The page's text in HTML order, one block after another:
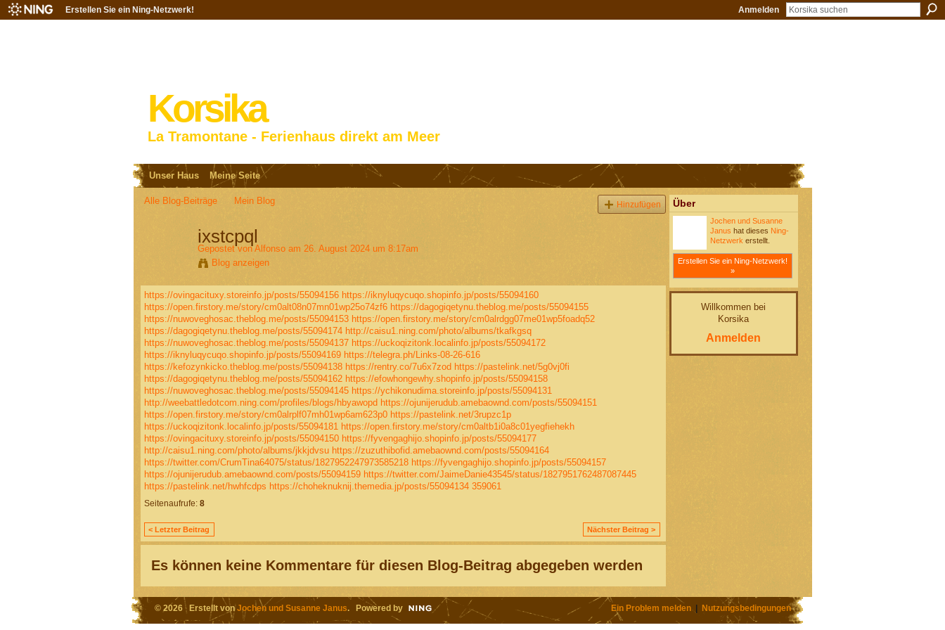
Erstellen Sie ein Ning-Netzwerk! Anmelden
Korsika
La Tramontane - Ferienhaus direkt am Meer
Unser Haus Meine Seite
Alle Blog-Beiträge Mein Blog Hinzufügen
ixstcpql
Gepostet vonAlfonsoam 26. August 2024 um 8:17am
Blog anzeigen
https://ovingacituxy.storeinfo.jp/posts/55094156 https://iknyluqycuqo.shopinfo.jp/posts/55094160
https://open.firstory.me/story/cm0alt08n07mn01wp25o74zf6 https://dagogiqetynu.theblog.me/posts/55094155
https://nuwoveghosac.theblog.me/posts/55094153 https://open.firstory.me/story/cm0alrdgg07me01wp5foadq52
https://dagogiqetynu.theblog.me/posts/55094174 http://caisu1.ning.com/photo/albums/tkafkgsq
https://nuwoveghosac.theblog.me/posts/55094137 https://uckoqizitonk.localinfo.jp/posts/55094172
https://iknyluqycuqo.shopinfo.jp/posts/55094169 https://telegra.ph/Links-08-26-616
https://kefozynkicko.theblog.me/posts/55094138 https://rentry.co/7u6x7zod https://pastelink.net/5g0vj0fi
https://dagogiqetynu.theblog.me/posts/55094162 https://efowhongewhy.shopinfo.jp/posts/55094158
https://nuwoveghosac.theblog.me/posts/55094145 https://ychikonudima.storeinfo.jp/posts/55094131
http://weebattledotcom.ning.com/profiles/blogs/hbyawopd https://ojunijerudub.amebaownd.com/posts/55094151
https://open.firstory.me/story/cm0alrplf07mh01wp6am623p0 https://pastelink.net/3rupzc1p
https://uckoqizitonk.localinfo.jp/posts/55094181 https://open.firstory.me/story/cm0altb1i0a8c01yegfiehekh
https://ovingacituxy.storeinfo.jp/posts/55094150 https://fyvengaghijo.shopinfo.jp/posts/55094177
http://caisu1.ning.com/photo/albums/jkkjdvsu https://zuzuthibofid.amebaownd.com/posts/55094164
https://twitter.com/CrumTina64075/status/1827952247973585218 https://fyvengaghijo.shopinfo.jp/posts/55094157
https://ojunijerudub.amebaownd.com/posts/55094159 https://twitter.com/JaimeDanie43545/status/1827951762487087445
https://pastelink.net/hwhfcdps https://choheknuknij.themedia.jp/posts/55094134 359061
Seitenaufrufe: 8
< Letzter Beitrag Nächster Beitrag >
Es können keine Kommentare für diesen Blog-Beitrag abgegeben werden
Über
Jochen und Susanne
Janus hat dieses Ning-
Netzwerk erstellt.
Erstellen Sie ein Ning-Netzwerk!
»
Willkommen bei
Korsika
Anmelden
© 2026 Erstellt vonJochen und Susanne Janus. Powered by Ein Problem melden| Nutzungsbedingungen